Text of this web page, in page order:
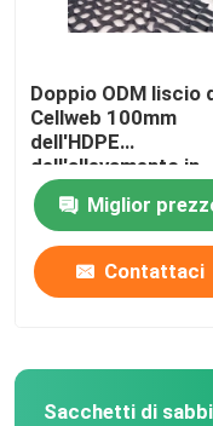
Doppio ODM liscio
Cellweb 100mm
dell'HDPE
dell'allevamento in
batteria
Miglior
Contattaci
Sacchetti di